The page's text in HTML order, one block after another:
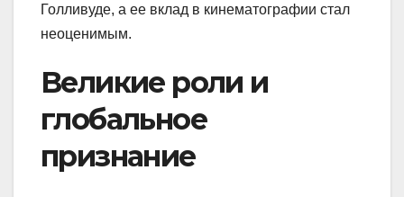
Голливуде, а ее вклад в кинематографии стал
неоценимым.
Великие роли и
глобальное
признание